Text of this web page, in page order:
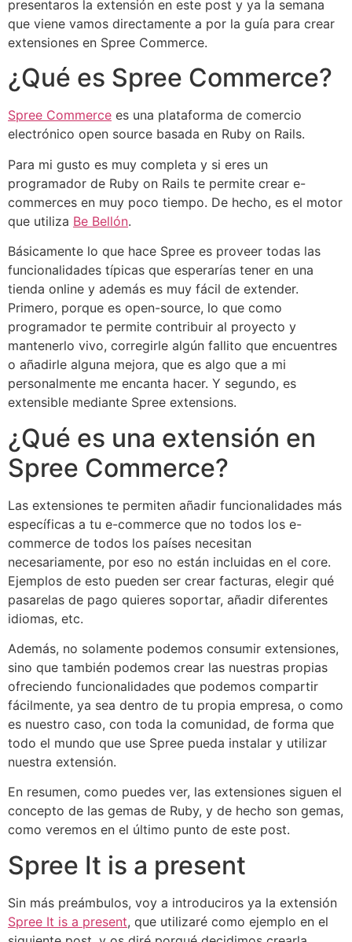
presentaros la extensión en este post y ya la semana
que viene vamos directamente a por la guía para crear
extensiones en Spree Commerce.
¿Qué es Spree Commerce?
Spree Commerce es una plataforma de comercio
electrónico open source basada en Ruby on Rails.
Para mi gusto es muy completa y si eres un
programador de Ruby on Rails te permite crear e-
commerces en muy poco tiempo. De hecho, es el motor
que utiliza Be Bellón.
Básicamente lo que hace Spree es proveer todas las
funcionalidades típicas que esperarías tener en una
tienda online y además es muy fácil de extender.
Primero, porque es open-source, lo que como
programador te permite contribuir al proyecto y
mantenerlo vivo, corregirle algún fallito que encuentres
o añadirle alguna mejora, que es algo que a mi
personalmente me encanta hacer. Y segundo, es
extensible mediante Spree extensions.
¿Qué es una extensión en
Spree Commerce?
Las extensiones te permiten añadir funcionalidades más
específicas a tu e-commerce que no todos los e-
commerce de todos los países necesitan
necesariamente, por eso no están incluidas en el core.
Ejemplos de esto pueden ser crear facturas, elegir qué
pasarelas de pago quieres soportar, añadir diferentes
idiomas, etc.
Además, no solamente podemos consumir extensiones,
sino que también podemos crear las nuestras propias
ofreciendo funcionalidades que podemos compartir
fácilmente, ya sea dentro de tu propia empresa, o como
es nuestro caso, con toda la comunidad, de forma que
todo el mundo que use Spree pueda instalar y utilizar
nuestra extensión.
En resumen, como puedes ver, las extensiones siguen el
concepto de las gemas de Ruby, y de hecho son gemas,
como veremos en el último punto de este post.
Spree It is a present
Sin más preámbulos, voy a introduciros ya la extensión
Spree It is a present, que utilizaré como ejemplo en el